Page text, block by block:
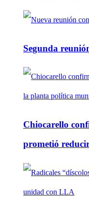
Segunda
Chiocarello
prometió